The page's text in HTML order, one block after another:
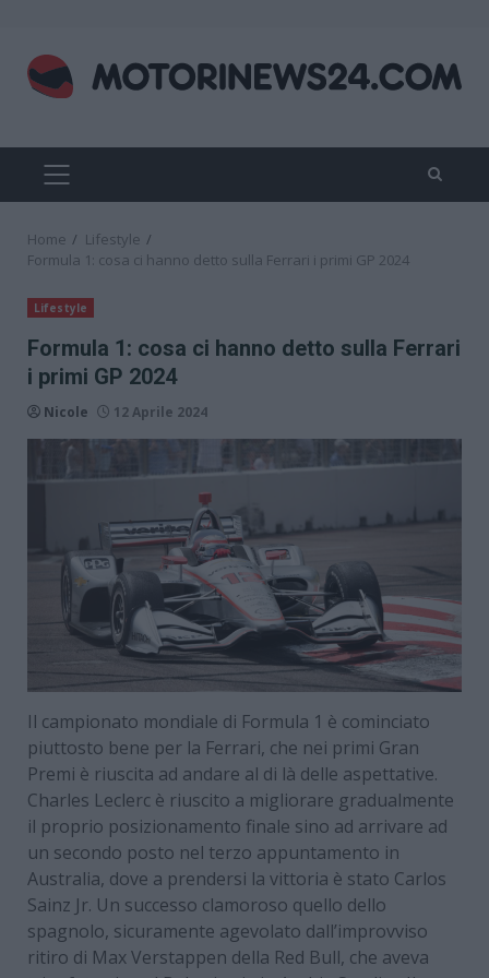
content
PRIMARY
MENU
Home
Lifestyle
Formula 1: cosa ci hanno detto sulla Ferrari i primi GP 2024
Lifestyle
Formula 1: cosa ci hanno detto sulla Ferrari
i primi GP 2024
Nicole 12 Aprile 2024
Il campionato mondiale di Formula 1 è cominciato
piuttosto bene per la Ferrari, che nei primi Gran
Premi è riuscita ad andare al di là delle aspettative.
Charles Leclerc è riuscito a migliorare gradualmente
il proprio posizionamento finale sino ad arrivare ad
un secondo posto nel terzo appuntamento in
Australia, dove a prendersi la vittoria è stato Carlos
Sainz Jr. Un successo clamoroso quello dello
spagnolo, sicuramente agevolato dall’improvviso
ritiro di Max Verstappen della Red Bull, che aveva